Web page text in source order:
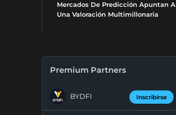
Mercados De Predicción Apuntan A
Una Valoración Multimillonaria
Premium Partners
BYDFI Inscribirse